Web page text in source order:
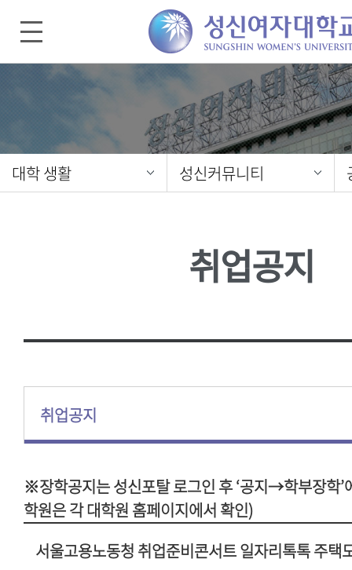
대학 생활 성신커뮤니티
취업공지
취업공지
※장학공지는 성신포탈 로그인 후 ‘공지→학부장학’
학원은 각 대학원 홈페이지에서 확인)
서울고용노동청 취업준비콘서트 일자리톡톡 주택